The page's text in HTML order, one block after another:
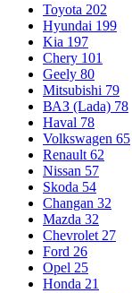
Toyota 202
Hyundai 199
Kia 197
Chery 101
Geely 80
Mitsubishi 79
ВАЗ (Lada) 78
Haval 78
Volkswagen 65
Renault 62
Nissan 57
Skoda 54
Changan 32
Mazda 32
Chevrolet 27
Ford 26
Opel 25
Honda 21